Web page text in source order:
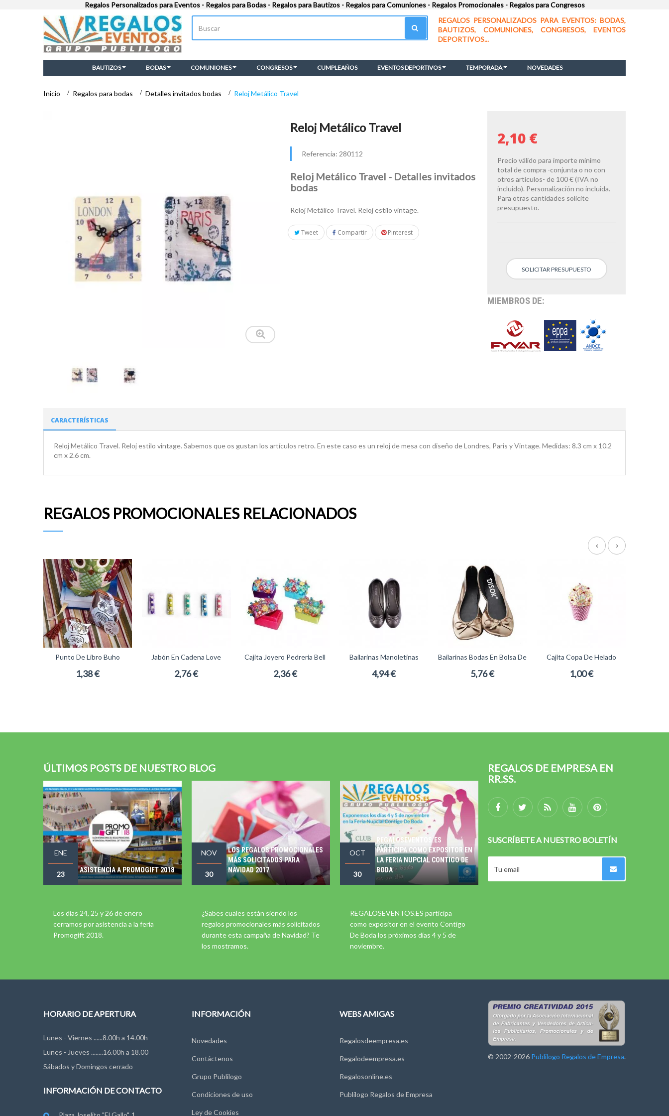
Regalos Personalizados para Eventos - Regalos para Bodas - Regalos para Bautizos - Regalos para Comuniones - Regalos Promocionales - Regalos para Congresos
REGALOS PERSONALIZADOS PARA EVENTOS: BODAS,
BAUTIZOS, COMUNIONES, CONGRESOS, EVENTOS
DEPORTIVOS...
BAUTIZOS BODAS COMUNIONES CONGRESOS CUMPLEAÑOS EVENTOS DEPORTIVOS TEMPORADA NOVEDADES
Inicio > Regalos para bodas > Detalles invitados bodas > Reloj Metálico Travel
Reloj Metálico Travel
Referencia: 280112
Reloj Metálico Travel - Detalles invitados
bodas
Reloj Metálico Travel. Reloj estilo vintage.
Tweet Compartir Pinterest
2,10 €
Precio válido para importe mínimo
total de compra -conjunta o no con
otros artículos- de 100 € (IVA no
incluido). Personalización no incluida.
Para otras cantidades solicite
presupuesto.
SOLICITAR PRESUPUESTO
MIEMBROS DE:
CARACTERÍSTICAS
Reloj Metálico Travel. Reloj estilo vintage. Sabemos que os gustan los artículos retro. En este caso es un reloj de mesa con diseño de Londres, Paris y Vintage. Medidas: 8.3 cm x 10.2
cm x 2.6 cm.
REGALOS PROMOCIONALES RELACIONADOS
‹ ›
Punto De Libro Buho
1,38 €
Jabón En Cadena Love
2,76 €
Cajita Joyero Pedreria Bell
2,36 €
Bailarinas Manoletinas
4,94 €
Bailarinas Bodas En Bolsa De
5,76 €
Cajita Copa De Helado
1,00 €
ÚLTIMOS POSTS DE NUESTRO BLOG
ENE
23 ASISTENCIA A PROMOGIFT 2018
Los días 24, 25 y 26 de enero
cerramos por asistencia a la feria
Promogift 2018.
NOV
30
LOS REGALOS PROMOCIONALES
MÁS SOLICITADOS PARA
NAVIDAD 2017
¿Sabes cuales están siendo los
regalos promocionales más solicitados
durante esta campaña de Navidad? Te
los mostramos.
OCT
30
REGALOSEVENTOS.ES
PARTICIPA COMO EXPOSITOR EN
LA FERIA NUPCIAL CONTIGO DE
BODA
REGALOSEVENTOS.ES participa
como expositor en el evento Contigo
De Boda los próximos días 4 y 5 de
noviembre.
REGALOS DE EMPRESA EN
RR.SS.
SUSCRÍBETE A NUESTRO BOLETÍN
HORARIO DE APERTURA
Lunes - Viernes ......8.00h a 14.00h
Lunes - Jueves ........16.00h a 18.00
Sábados y Domingos cerrado
INFORMACIÓN DE CONTACTO
INFORMACIÓN
Novedades
Contáctenos
Grupo Publilogo
Condiciones de uso
Ley de Cookies
WEBS AMIGAS
Regalosdeempresa.es
Regalodeempresa.es
Regalosonline.es
Publilogo Regalos de Empresa
© 2002-2026 Publilogo Regalos de Empresa.